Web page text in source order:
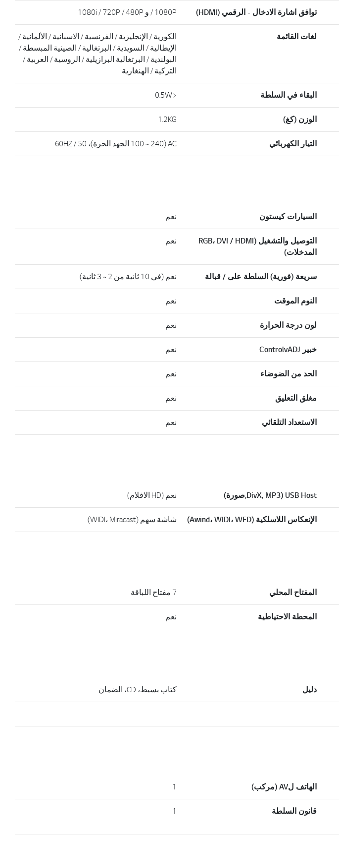
توافق اشارة الادخال - الرقمي (HDMI) 1080P / و 1080i / 720P / 480P
لغات القائمة
الكورية / الإنجليزية / الفرنسية / الاسبانية / الألمانية /
الإيطالية / السويدية / البرتغالية / الصينية المبسطة /
البولندية / البرتغالية البرازيلية / الروسية / العربية /
التركية / الهنغارية
البقاء في السلطة <0.5W
الوزن (كغ) 1.2KG
التيار الكهربائي AC (100 ~ 240 الجهد الحرة)، 50 / 60HZ
السيارات كيستون نعم
التوصيل والتشغيل (RGB، DVI / HDMI
المدخلات)
نعم
سريعة (فورية) السلطة على / قبالة نعم (في 10 ثانية من 2 ~ 3 ثانية)
النوم الموقت نعم
لون درجة الحرارة نعم
خبير ControlvADJ نعم
الحد من الضوضاء نعم
مغلق التعليق نعم
الاستعداد التلقائي نعم
USB Host (DivX, MP3,صورة) نعم (HD الافلام)
الإنعكاس اللاسلكية (Awind، WIDI، WFD) شاشة سهم (WIDI، Miracast)
المفتاح المحلي 7 مفتاح اللباقة
المحطة الاحتياطية نعم
دليل كتاب بسيط، CD، الضمان
الهاتف لAV (مركب) 1
قانون السلطة 1